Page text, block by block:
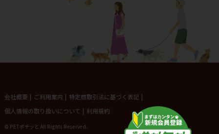
会社概要 | ご利用案内 | 特定商取引法に基づく表記 |
個人情報の取り扱いについて | 利用規約
© PETポチッと All Rights Reserved.